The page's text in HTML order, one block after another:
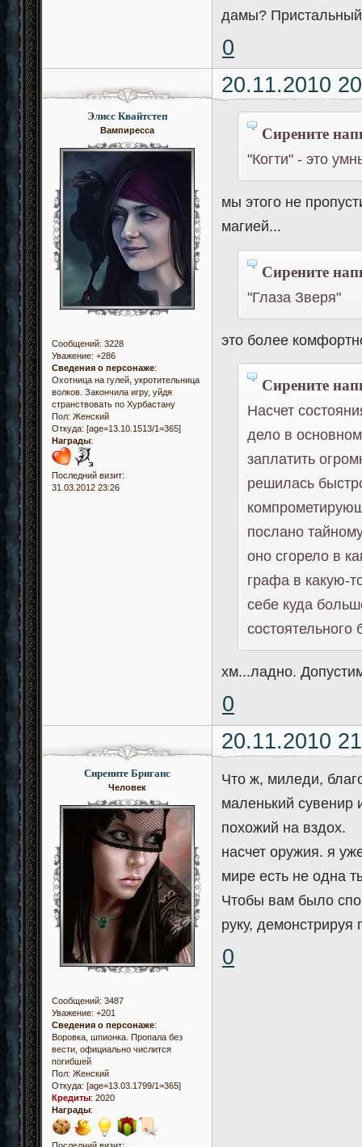
дамы?
0
20.11.2010
Элисс Квайтстеп
Вампиресса
Сообщений: 3228
Уважение: +286
Сведения о персонаже:
Охотница на гулей, укротительница
волков. Закончила игру, уйдя
странствовать по Хурбастану
Пол: Женский
Откуда: [age=13.10.1513/1=365]
Награды:
Последний визит:
31.03.2012 23:26
Сирените
"Когти" - это
мы этого не
магией...
Сирените
"Глаза Зверя"
это более
Сирените
Насчет
дело в
заплатить
решилась
послано
оно сгорело в
графа в какую-
себе куда
состоятельного
хм...ладно.
0
20.11.2010
Сирените Бриганс
Человек
Сообщений: 3487
Уважение: +201
Сведения о персонаже:
Воровка, шпионка. Пропала без
вести, официально числится
погибшей
Пол: Женский
Откуда: [age=13.03.1799/1=365]
Кредиты: 2020
Награды:
Последний визит:
Что ж, миледи,
маленький сувенир
похожий на вздох.
насчет оружия. я
мире есть не одна
Чтобы вам было
руку, демонстрируя
0